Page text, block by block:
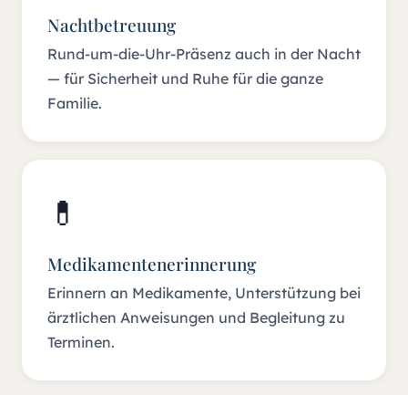
Nachtbetreuung
Rund-um-die-Uhr-Präsenz auch in der Nacht
— für Sicherheit und Ruhe für die ganze
Familie.
💊
Medikamentenerinnerung
Erinnern an Medikamente, Unterstützung bei
ärztlichen Anweisungen und Begleitung zu
Terminen.